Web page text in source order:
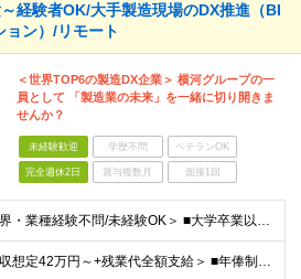
経験者OK/大手製造現場のDX推進（BI
ン）/リモート
＜世界TOP6の製造DX企業＞ 横河グループの一
員として 「製造業の未来」を一緒に切り開きま
せんか？
未経験歓迎 学歴不問 ベテランOK
完全週休2日 賞与複数月 面接1回
＜業界・業種経験不問/未経験OK＞ ■大学卒業以上 ＜経験者枠での採用も行っています！＞ ■学歴不問 ■コンサルタントとしての経験をお持ちの方 →IT業界や製造業での経験があれば歓迎します ＜求め
＜月収想定42万円～+残業代全額支給＞ ■年俸制(12分割)： 504万円～900万円 ※経験・スキルを考慮し決定します ※残業代は別途支給します ※試用期間6カ月あり（給与・待遇・雇用形態に差異はあ